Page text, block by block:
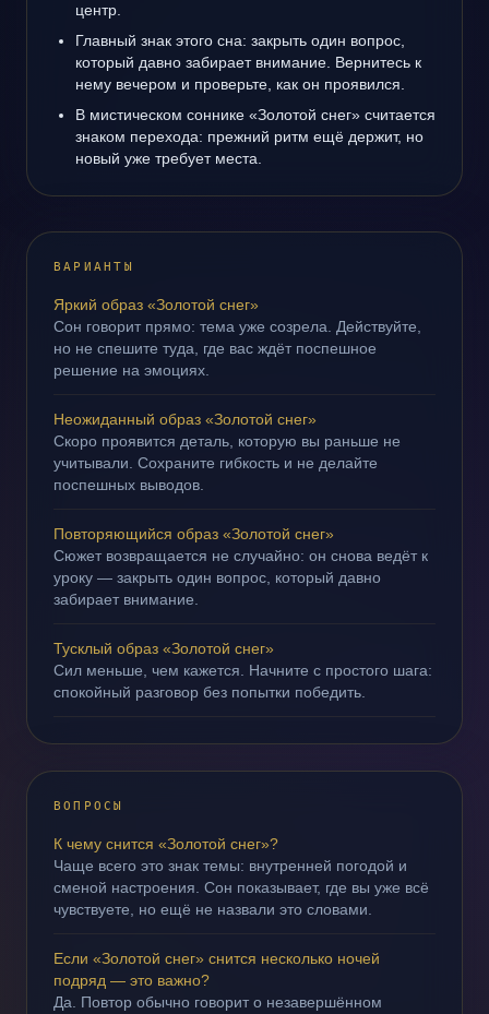
центр.
Главный знак этого сна: закрыть один вопрос,
который давно забирает внимание. Вернитесь к
нему вечером и проверьте, как он проявился.
В мистическом соннике «Золотой снег» считается
знаком перехода: прежний ритм ещё держит, но
новый уже требует места.
ВАРИАНТЫ
Яркий образ «Золотой снег»
Сон говорит прямо: тема уже созрела. Действуйте,
но не спешите туда, где вас ждёт поспешное
решение на эмоциях.
Неожиданный образ «Золотой снег»
Скоро проявится деталь, которую вы раньше не
учитывали. Сохраните гибкость и не делайте
поспешных выводов.
Повторяющийся образ «Золотой снег»
Сюжет возвращается не случайно: он снова ведёт к
уроку — закрыть один вопрос, который давно
забирает внимание.
Тусклый образ «Золотой снег»
Сил меньше, чем кажется. Начните с простого шага:
спокойный разговор без попытки победить.
ВОПРОСЫ
К чему снится «Золотой снег»?
Чаще всего это знак темы: внутренней погодой и
сменой настроения. Сон показывает, где вы уже всё
чувствуете, но ещё не назвали это словами.
Если «Золотой снег» снится несколько ночей
подряд — это важно?
Да. Повтор обычно говорит о незавершённом